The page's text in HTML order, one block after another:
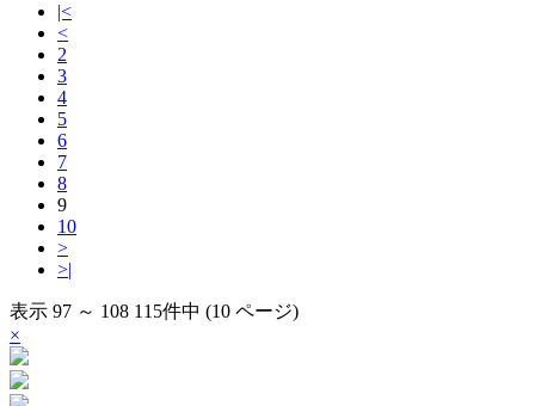
|<
<
2
3
4
5
6
7
8
9
10
>
>|
表示 97 ～ 108 115件中 (10 ページ)
×